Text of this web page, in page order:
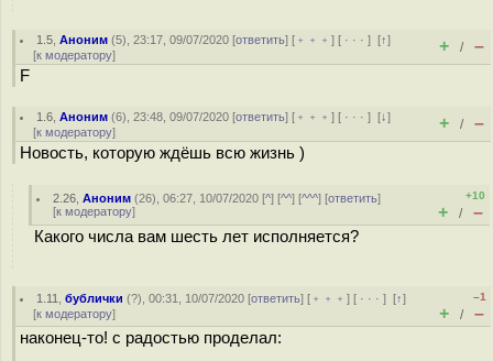
1.5 ,Аноним (5), 23:17, 09/07/2020 [ответить] [ ﹢﹢﹢] [ · · ·][↑]
[к модератору] + / –
F
1.6 ,Аноним (6), 23:48, 09/07/2020 [ответить] [ ﹢﹢﹢] [ · · ·][↓]
[к модератору] + / –
Новость, которую ждёшь всю жизнь )
2.26 ,Аноним (26), 06:27, 10/07/2020 [^] [^^] [^^^] [ответить]
[к модератору]
+10
+ / –
Какого числа вам шесть лет исполняется?
1.11 ,бублички (?), 00:31, 10/07/2020 [ответить] [ ﹢﹢﹢] [ · · ·][↑]
[к модератору]
–1
+ / –
наконец-то! с радостью проделал: